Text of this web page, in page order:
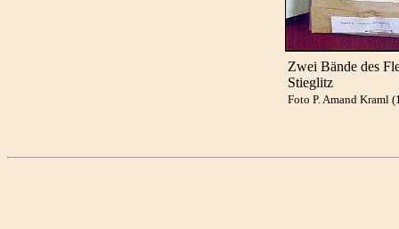
Zwei Bände des
Stieglitz
Foto P. Amand Kraml